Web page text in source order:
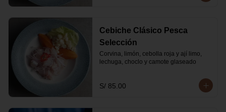
Cebiche Clásico Pesca
Selección
Corvina, limón, cebolla roja y ají limo,
lechuga, choclo y camote glaseado
S/ 85.00